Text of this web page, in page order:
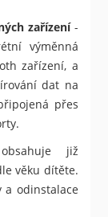
zařízení-
výměnná
zařízení, a
dat na
přes
již
věku dítěte.
a odinstalace